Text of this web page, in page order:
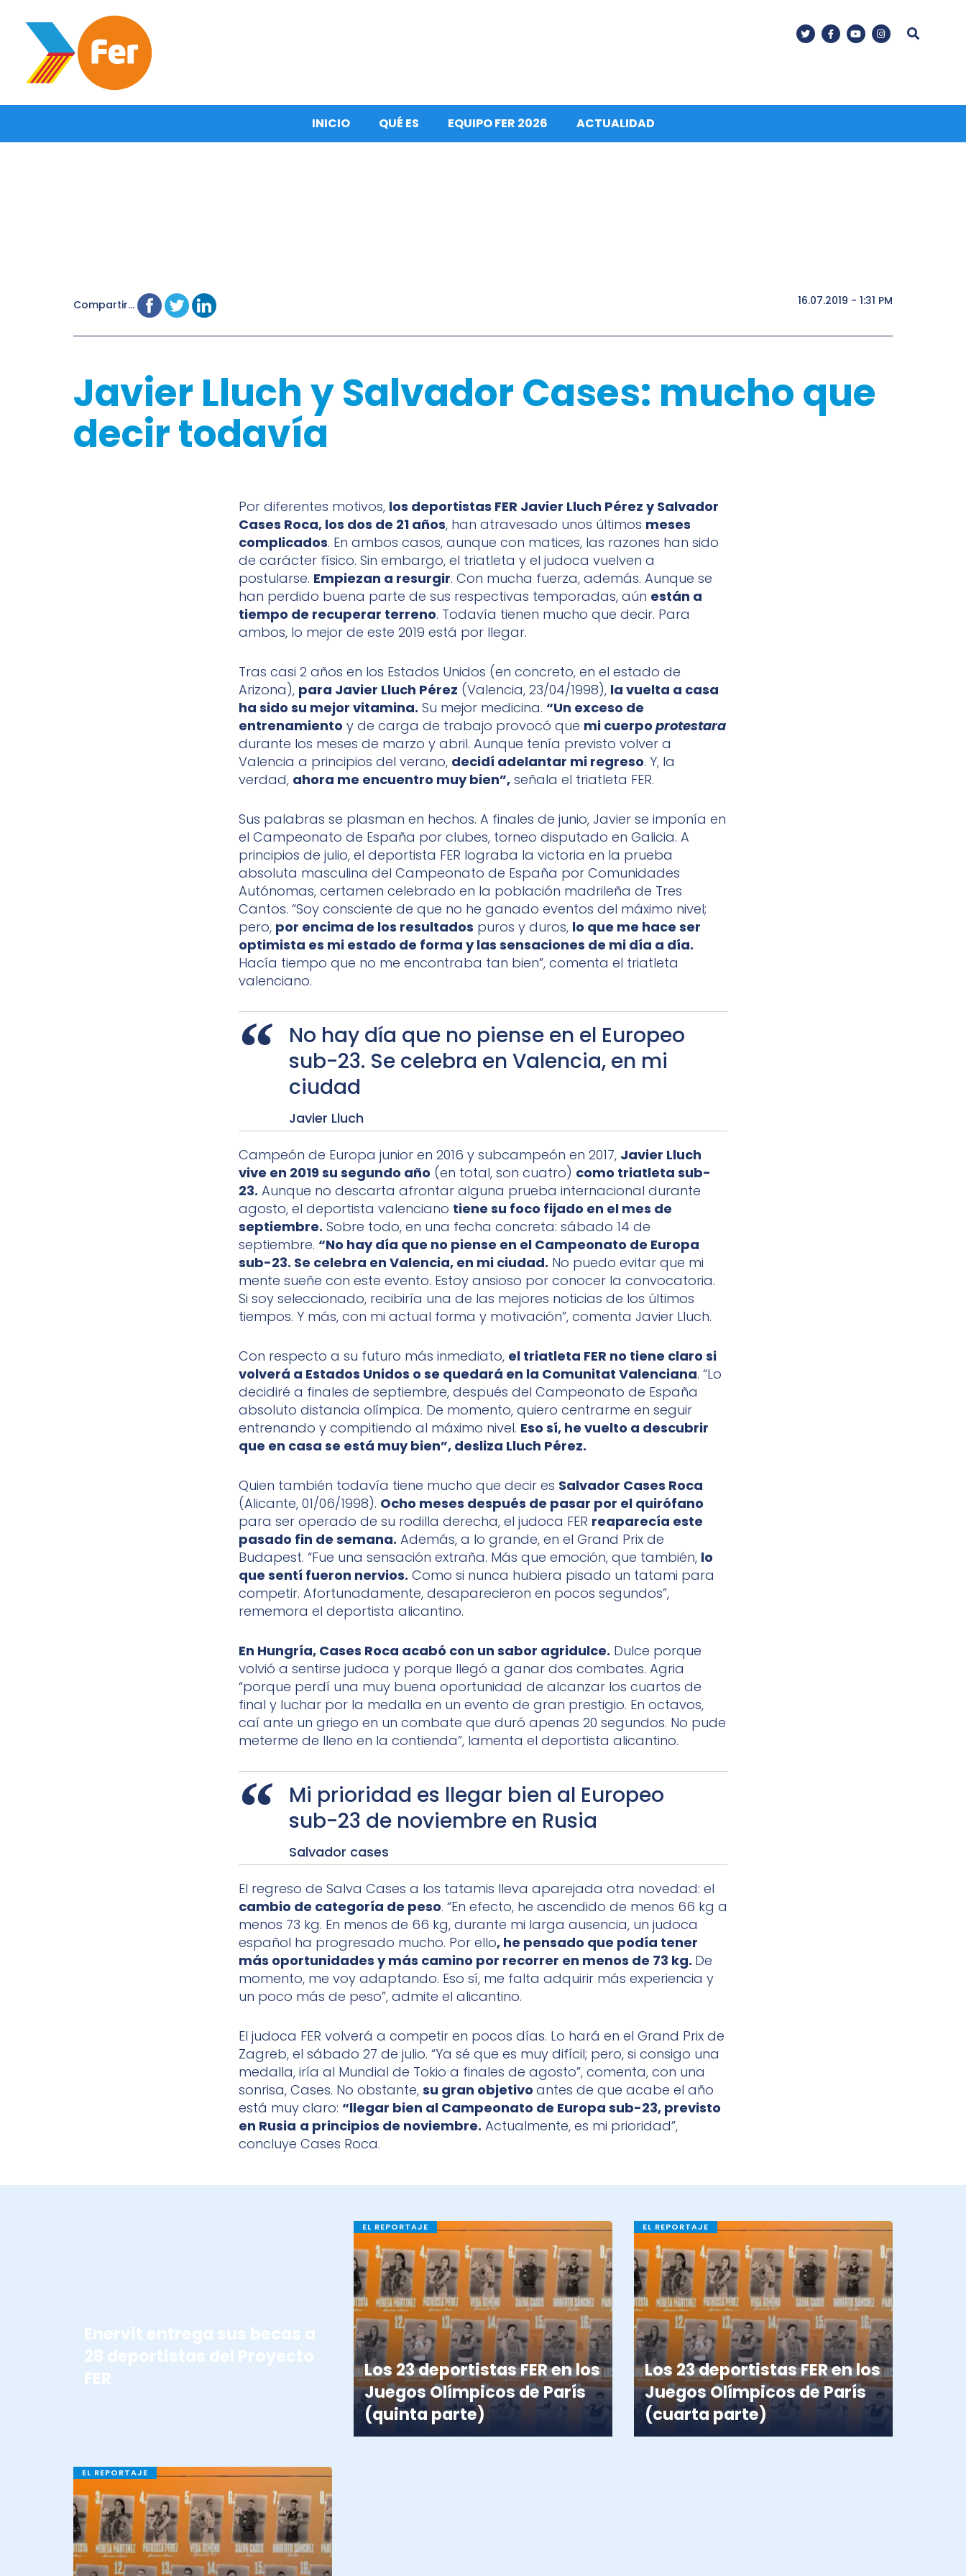
INICIO QUÉ ES EQUIPO FER 2026 ACTUALIDAD
Compartir... 16.07.2019 - 1:31 PM
Javier Lluch y Salvador Cases: mucho que
decir todavía
Por diferentes motivos, los deportistas FER Javier Lluch Pérez y Salvador
Cases Roca, los dos de 21 años, han atravesado unos últimos meses
complicados. En ambos casos, aunque con matices, las razones han sido
de carácter físico. Sin embargo, el triatleta y el judoca vuelven a
postularse. Empiezan a resurgir. Con mucha fuerza, además. Aunque se
han perdido buena parte de sus respectivas temporadas, aún están a
tiempo de recuperar terreno. Todavía tienen mucho que decir. Para
ambos, lo mejor de este 2019 está por llegar.
Tras casi 2 años en los Estados Unidos (en concreto, en el estado de
Arizona), para Javier Lluch Pérez (Valencia, 23/04/1998), la vuelta a casa
ha sido su mejor vitamina. Su mejor medicina. “Un exceso de
entrenamiento y de carga de trabajo provocó que mi cuerpo protestara
durante los meses de marzo y abril. Aunque tenía previsto volver a
Valencia a principios del verano, decidí adelantar mi regreso. Y, la
verdad, ahora me encuentro muy bien”, señala el triatleta FER.
Sus palabras se plasman en hechos. A finales de junio, Javier se imponía en
el Campeonato de España por clubes, torneo disputado en Galicia. A
principios de julio, el deportista FER lograba la victoria en la prueba
absoluta masculina del Campeonato de España por Comunidades
Autónomas, certamen celebrado en la población madrileña de Tres
Cantos. “Soy consciente de que no he ganado eventos del máximo nivel;
pero, por encima de los resultados puros y duros, lo que me hace ser
optimista es mi estado de forma y las sensaciones de mi día a día.
Hacía tiempo que no me encontraba tan bien”, comenta el triatleta
valenciano.
No hay día que no piense en el Europeo
sub-23. Se celebra en Valencia, en mi
ciudad
Javier Lluch
Campeón de Europa junior en 2016 y subcampeón en 2017, Javier Lluch
vive en 2019 su segundo año (en total, son cuatro) como triatleta sub-
23. Aunque no descarta afrontar alguna prueba internacional durante
agosto, el deportista valenciano tiene su foco fijado en el mes de
septiembre. Sobre todo, en una fecha concreta: sábado 14 de
septiembre. “No hay día que no piense en el Campeonato de Europa
sub-23. Se celebra en Valencia, en mi ciudad. No puedo evitar que mi
mente sueñe con este evento. Estoy ansioso por conocer la convocatoria.
Si soy seleccionado, recibiría una de las mejores noticias de los últimos
tiempos. Y más, con mi actual forma y motivación”, comenta Javier Lluch.
Con respecto a su futuro más inmediato, el triatleta FER no tiene claro si
volverá a Estados Unidos o se quedará en la Comunitat Valenciana. “Lo
decidiré a finales de septiembre, después del Campeonato de España
absoluto distancia olímpica. De momento, quiero centrarme en seguir
entrenando y compitiendo al máximo nivel. Eso sí, he vuelto a descubrir
que en casa se está muy bien”, desliza Lluch Pérez.
Quien también todavía tiene mucho que decir es Salvador Cases Roca
(Alicante, 01/06/1998). Ocho meses después de pasar por el quirófano
para ser operado de su rodilla derecha, el judoca FER reaparecía este
pasado fin de semana. Además, a lo grande, en el Grand Prix de
Budapest. “Fue una sensación extraña. Más que emoción, que también, lo
que sentí fueron nervios. Como si nunca hubiera pisado un tatami para
competir. Afortunadamente, desaparecieron en pocos segundos”,
rememora el deportista alicantino.
En Hungría, Cases Roca acabó con un sabor agridulce. Dulce porque
volvió a sentirse judoca y porque llegó a ganar dos combates. Agria
“porque perdí una muy buena oportunidad de alcanzar los cuartos de
final y luchar por la medalla en un evento de gran prestigio. En octavos,
caí ante un griego en un combate que duró apenas 20 segundos. No pude
meterme de lleno en la contienda”, lamenta el deportista alicantino.
Mi prioridad es llegar bien al Europeo
sub-23 de noviembre en Rusia
Salvador cases
El regreso de Salva Cases a los tatamis lleva aparejada otra novedad: el
cambio de categoría de peso. “En efecto, he ascendido de menos 66 kg a
menos 73 kg. En menos de 66 kg, durante mi larga ausencia, un judoca
español ha progresado mucho. Por ello, he pensado que podía tener
más oportunidades y más camino por recorrer en menos de 73 kg. De
momento, me voy adaptando. Eso sí, me falta adquirir más experiencia y
un poco más de peso”, admite el alicantino.
El judoca FER volverá a competir en pocos días. Lo hará en el Grand Prix de
Zagreb, el sábado 27 de julio. “Ya sé que es muy difícil; pero, si consigo una
medalla, iría al Mundial de Tokio a finales de agosto”, comenta, con una
sonrisa, Cases. No obstante, su gran objetivo antes de que acabe el año
está muy claro: “llegar bien al Campeonato de Europa sub-23, previsto
en Rusia a principios de noviembre. Actualmente, es mi prioridad”,
concluye Cases Roca.
Enervit entrega sus becas a
28 deportistas del Proyecto
FER
EL REPORTAJE
Los 23 deportistas FER en los
Juegos Olímpicos de París
(quinta parte)
EL REPORTAJE
Los 23 deportistas FER en los
Juegos Olímpicos de París
(cuarta parte)
EL REPORTAJE